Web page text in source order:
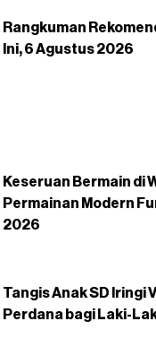
Rangkuman
Ini, 6 Agustus 2026
Keseruan Bermain di
Permainan Modern
2026
Tangis Anak SD Iringi
Perdana bagi Laki-